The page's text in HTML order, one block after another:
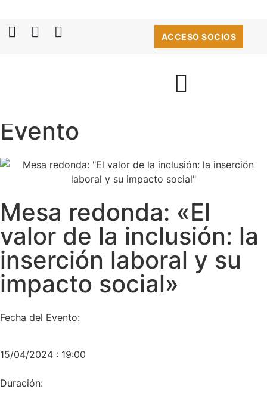
ACCESO SOCIOS
Evento
Mesa redonda: «El
valor de la inclusión: la
inserción laboral y su
impacto social»
Fecha del Evento:
15/04/2024 : 19:00
Duración: